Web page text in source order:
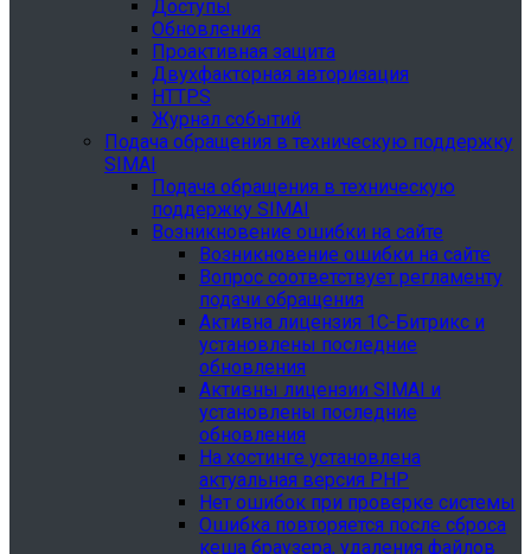
Доступы
Обновления
Проактивная защита
Двухфакторная авторизация
HTTPS
Журнал событий
Подача обращения в техническую поддержку
SIMAI
Подача обращения в техническую
поддержку SIMAI
Возникновение ошибки на сайте
Возникновение ошибки на сайте
Вопрос соответствует регламенту
подачи обращения
Активна лицензия 1С-Битрикс и
установлены последние
обновления
Активны лицензии SIMAI и
установлены последние
обновления
На хостинге установлена
актуальная версия PHP
Нет ошибок при проверке системы
Ошибка повторяется после сброса
кеша браузера, удаления файлов